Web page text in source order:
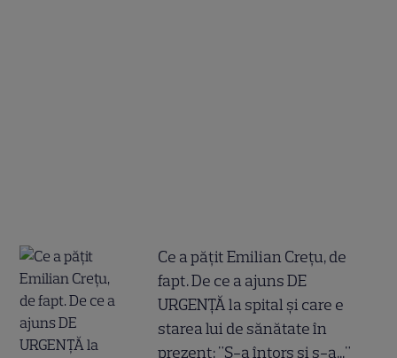
Ce a pățit Emilian Crețu, de
fapt. De ce a ajuns DE
URGENȚĂ la spital și care e
starea lui de sănătate în
prezent: "S-a întors și s-a..."